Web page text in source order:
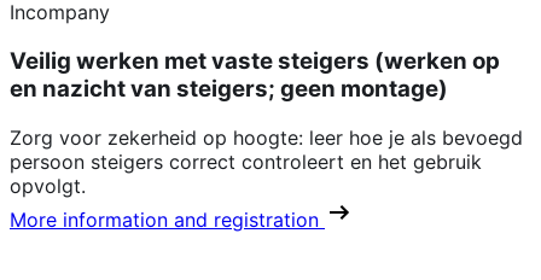
Incompany
Veilig werken met vaste steigers (werken op
en nazicht van steigers; geen montage)
Zorg voor zekerheid op hoogte: leer hoe je als bevoegd
persoon steigers correct controleert en het gebruik
opvolgt.
More information and registration